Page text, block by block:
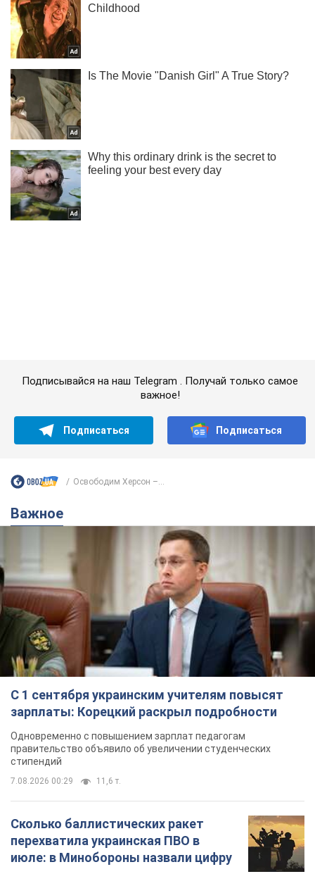
Важное
С 1 сентября украинским учителям повысят
зарплаты: Корецкий раскрыл подробности
Одновременно с повышением зарплат педагогам
правительство объявило об увеличении студенческих
стипендий
7.08.2026 00:29 11,6 т.
перехватила украинская ПВО в
июле: в Минобороны назвали цифру
Украинская ПВО работала в условиях
дефицита ракет-перехватчиков
Аурика Ротару через суд изменила
свою пенсию, на которую ранее
жаловалась: сколько получала
певица